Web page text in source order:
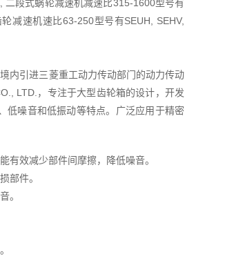
二段式蜗轮减速机减速比315-1600型号有
减速机速比63-250型号有SEUH, SEHV,
内引进三菱重工动力传动部门的动力传动
LTD.，专注于大型齿轮箱的设计，开发
低噪音和低振动等特点。广泛应用于精密
有效减少部件间摩擦，降低噪音。
部件。
。